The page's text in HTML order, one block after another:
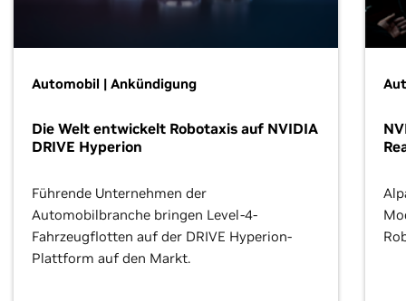
Automobil | Ankündigung
Die Welt entwickelt Robotaxis auf NVIDIA
DRIVE Hyperion
Führende Unternehmen der
Automobilbranche bringen Level-4-
Fahrzeugflotten auf der DRIVE Hyperion-
Plattform auf den Markt.